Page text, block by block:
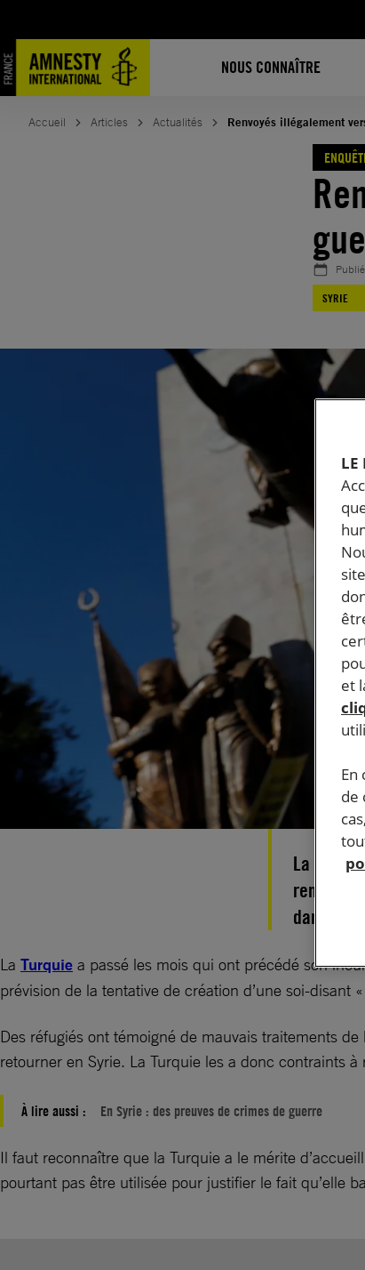
NOUS CONNAÎTRE
contenu
Accueil Articles Actualités Renvoyés illégalement
SYRIE
La
renvois
danger
La Turquie a passé les mois qui ont précédé son
prévision de la tentative de création d’une soi-disant
Des réfugiés ont témoigné de mauvais traitements
retourner en Syrie. La Turquie les a donc contraints
À lire aussi : En Syrie : des preuves de crimes de guerre
Il faut reconnaître que la Turquie a le mérite
pourtant pas être utilisée pour justifier le fait qu’elle
LE
et
En
de